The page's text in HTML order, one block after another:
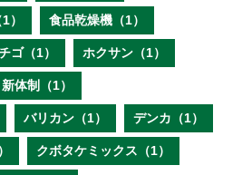
） 食品乾燥機（1）
ゴ（1） ホクサン（1）
新体制（1）
バリカン（1） デンカ（1）
クボタケミックス（1）